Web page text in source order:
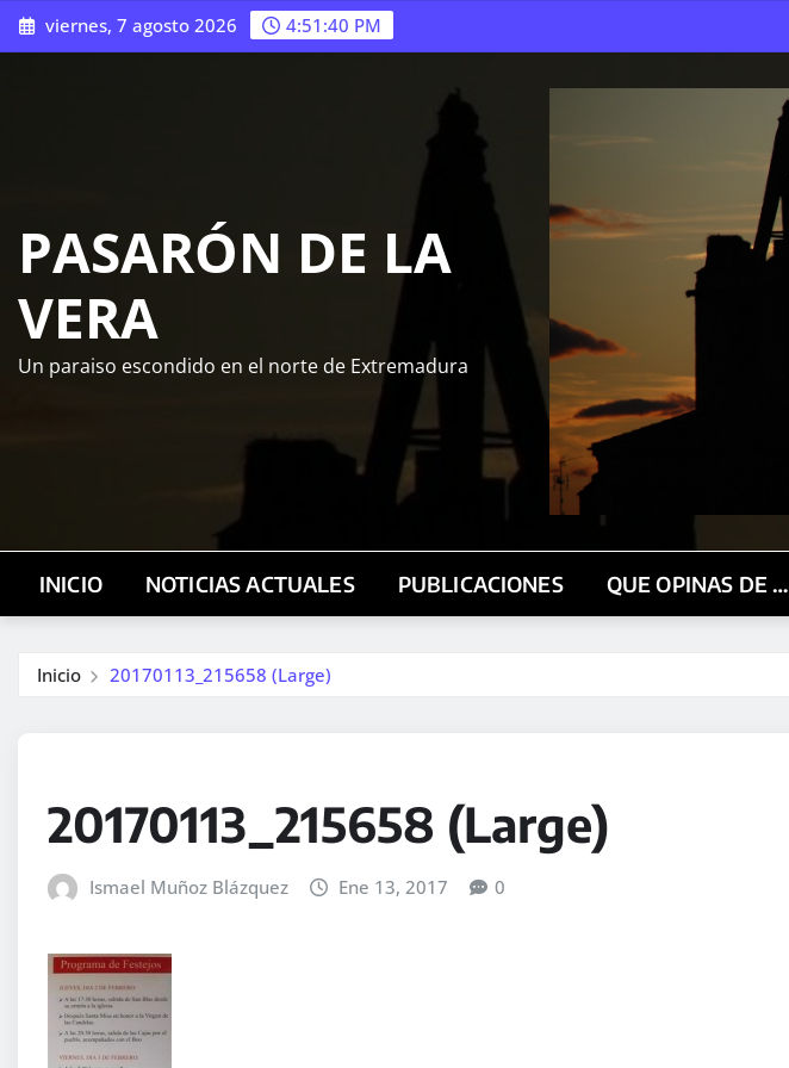
Saltar
al
viernes, 7 agosto 2026 4:51:41 PM
PASARÓN DE LA
VERA
Un paraiso escondido en el norte de Extremadura
INICIO NOTICIAS ACTUALES PUBLICACIONES QUE OPINAS DE …
Inicio 20170113_215658 (Large)
20170113_215658 (Large)
Ismael Muñoz Blázquez Ene 13, 2017 0